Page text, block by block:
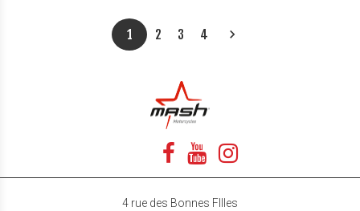
1 2 3 4 Suivant

4 rue des Bonnes FIlles